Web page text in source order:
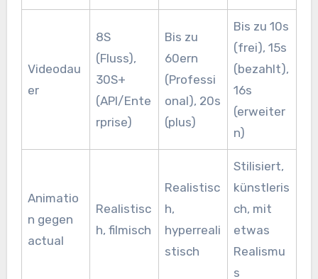
Videodau
er
8S
(Fluss),
30S+
(API/Ente
rprise)
Bis zu
60ern
(Professi
onal), 20s
(plus)
Bis zu 10s
(frei), 15s
(bezahlt),
16s
(erweiter
n)
Animatio
n gegen
actual
Realistisc
h, filmisch
Realistisc
h,
hyperreali
stisch
Stilisiert,
künstleris
ch, mit
etwas
Realismu
s